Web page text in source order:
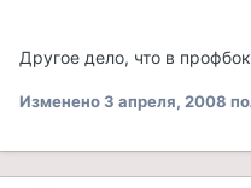
Другое дело, что в
Изменено3 апреля, 2008